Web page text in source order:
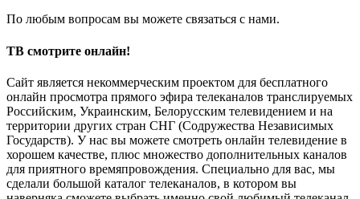
По любым вопросам вы можете связаться с нами.
ТВ смотрите онлайн!
Сайт является некоммерческим проектом для бесплатного
онлайн просмотра прямого эфира телеканалов транслируемых
Российским, Украинским, Белорусским телевидением и на
территории других стран СНГ (Содружества Независимых
Государств). У нас вы можете смотреть онлайн телевидение в
хорошем качестве, плюс множество дополнительных каналов
для приятного времяпровождения. Специально для вас, мы
сделали большой каталог телеканалов, в котором вы